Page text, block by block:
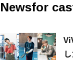
Newsfor